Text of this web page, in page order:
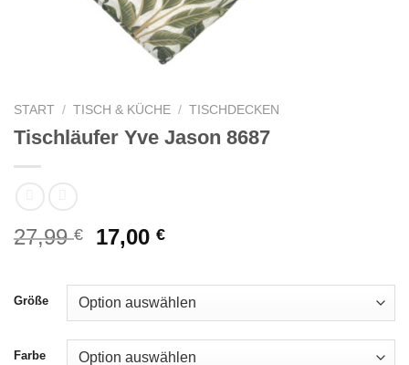
START / TISCH & KÜCHE / TISCHDECKEN
Tischläufer Yve Jason 8687
27,99€
Ursprünglicher
war:
27,99 €
17,00€Aktueller
ist:
17,00 €.
Größe
Farbe